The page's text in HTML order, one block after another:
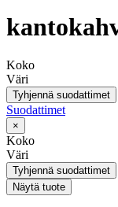
Koko
Väri
Tyhjennä suodattimet
Suodattimet
×
Koko
Väri
Tyhjennä suodattimet
Näytä tuote